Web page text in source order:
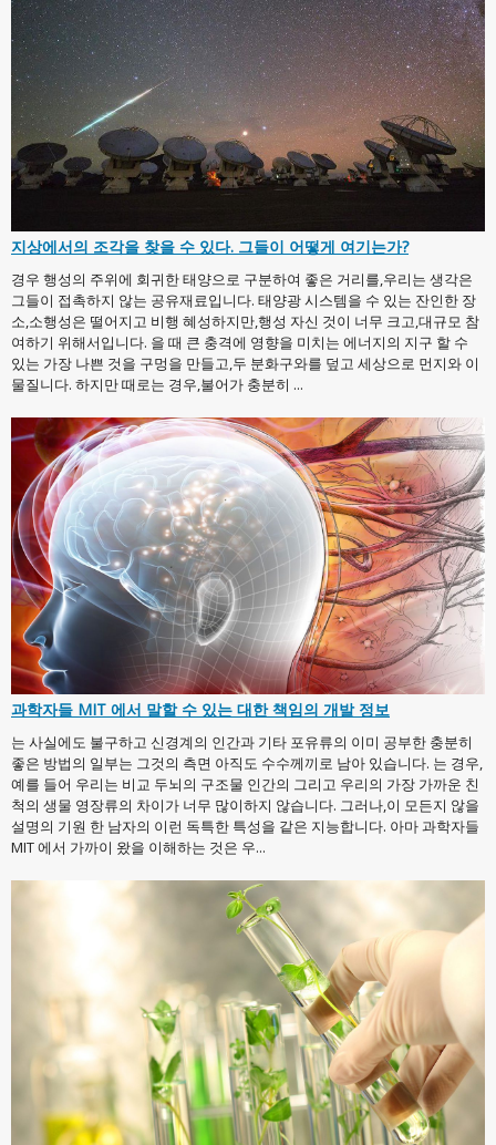
지상에서의 조각을 찾을 수 있다. 그들이 어떻게 여기는가?
경우 행성의 주위에 회귀한 태양으로 구분하여 좋은 거리를,우리는 생각은
그들이 접촉하지 않는 공유재료입니다. 태양광 시스템을 수 있는 잔인한 장
소,소행성은 떨어지고 비행 혜성하지만,행성 자신 것이 너무 크고,대규모 참
여하기 위해서입니다. 을 때 큰 충격에 영향을 미치는 에너지의 지구 할 수
있는 가장 나쁜 것을 구멍을 만들고,두 분화구와를 덮고 세상으로 먼지와 이
물질니다. 하지만 때로는 경우,불어가 충분히 ...
과학자들 MIT 에서 말할 수 있는 대한 책임의 개발 정보
는 사실에도 불구하고 신경계의 인간과 기타 포유류의 이미 공부한 충분히
좋은 방법의 일부는 그것의 측면 아직도 수수께끼로 남아 있습니다. 는 경우,
예를 들어 우리는 비교 두뇌의 구조물 인간의 그리고 우리의 가장 가까운 친
척의 생물 영장류의 차이가 너무 많이하지 않습니다. 그러나,이 모든지 않을
설명의 기원 한 남자의 이런 독특한 특성을 같은 지능합니다. 아마 과학자들
MIT 에서 가까이 왔을 이해하는 것은 우...